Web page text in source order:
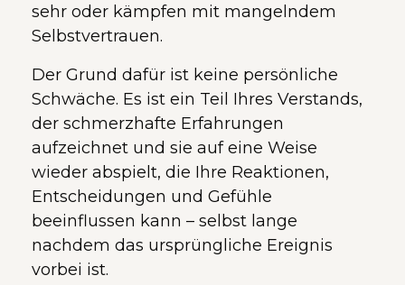
sehr oder kämpfen mit mangelndem
Selbstvertrauen.
Der Grund dafür ist keine persönliche
Schwäche. Es ist ein Teil Ihres Verstands,
der schmerzhafte Erfahrungen
aufzeichnet und sie auf eine Weise
wieder abspielt, die Ihre Reaktionen,
Entscheidungen und Gefühle
beeinflussen kann – selbst lange
nachdem das ursprüngliche Ereignis
vorbei ist.